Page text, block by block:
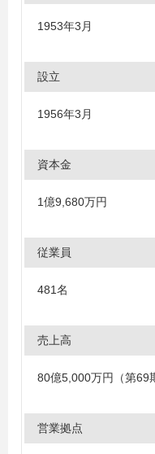
1953年3月
設立
1956年3月
資本金
1億9,680万円
従業員
481名
売上高
80億5,000万円（第69
営業拠点